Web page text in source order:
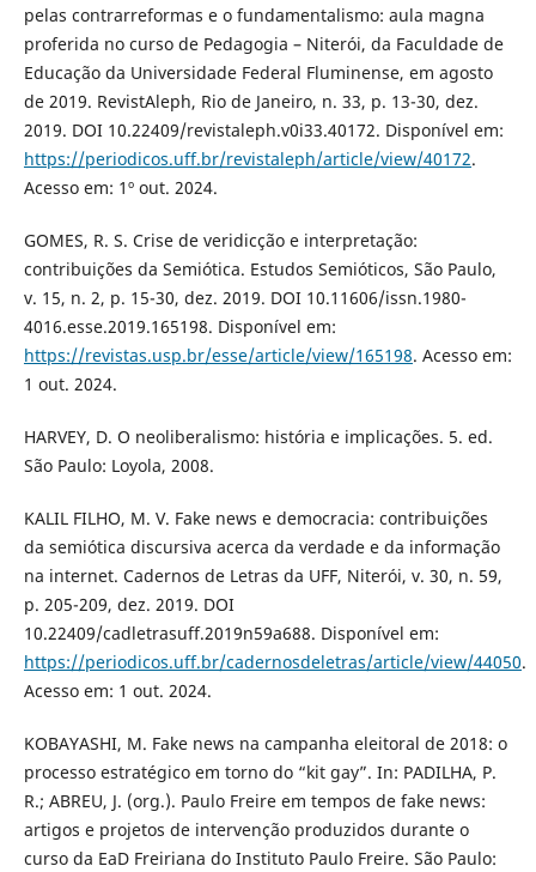
pelas contrarreformas e o fundamentalismo: aula magna
proferida no curso de Pedagogia – Niterói, da Faculdade de
Educação da Universidade Federal Fluminense, em agosto
de 2019. RevistAleph, Rio de Janeiro, n. 33, p. 13-30, dez.
2019. DOI 10.22409/revistaleph.v0i33.40172. Disponível em:
https://periodicos.uff.br/revistaleph/article/view/40172.
Acesso em: 1º out. 2024.
GOMES, R. S. Crise de veridicção e interpretação:
contribuições da Semiótica. Estudos Semióticos, São Paulo,
v. 15, n. 2, p. 15-30, dez. 2019. DOI 10.11606/issn.1980-
4016.esse.2019.165198. Disponível em:
https://revistas.usp.br/esse/article/view/165198. Acesso em:
1 out. 2024.
HARVEY, D. O neoliberalismo: história e implicações. 5. ed.
São Paulo: Loyola, 2008.
KALIL FILHO, M. V. Fake news e democracia: contribuições
da semiótica discursiva acerca da verdade e da informação
na internet. Cadernos de Letras da UFF, Niterói, v. 30, n. 59,
p. 205-209, dez. 2019. DOI
10.22409/cadletrasuff.2019n59a688. Disponível em:
https://periodicos.uff.br/cadernosdeletras/article/view/44050.
Acesso em: 1 out. 2024.
KOBAYASHI, M. Fake news na campanha eleitoral de 2018: o
processo estratégico em torno do “kit gay”. In: PADILHA, P.
R.; ABREU, J. (org.). Paulo Freire em tempos de fake news:
artigos e projetos de intervenção produzidos durante o
curso da EaD Freiriana do Instituto Paulo Freire. São Paulo: